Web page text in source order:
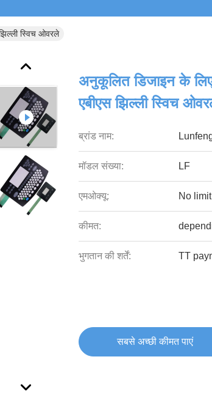
स्विच ओवरले
अनुकूलित डिजाइन के
एबीएस झिल्ली स्विच
ब्रांड नाम:
मॉडल संख्या: LF
एमओक्यू: No limit
कीमत:
भुगतान की शर्तें: TT
सबसे अच्छी कीमत पाएं